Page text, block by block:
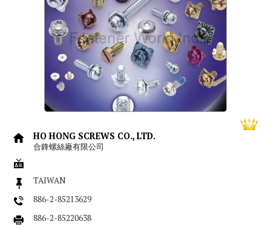
HO HONG SCREWS CO., LTD.
合鋒螺絲廠有限公司
TAIWAN
886-2-85213629
886-2-85220638